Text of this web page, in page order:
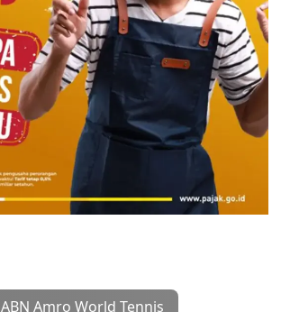
ABN Amro World Tennis